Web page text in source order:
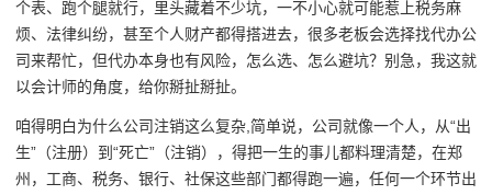
个表、跑个腿就行，里头藏着不少坑，一不小心就可能惹上税务麻
烦、法律纠纷，甚至个人财产都得搭进去，很多老板会选择找代办公
司来帮忙，但代办本身也有风险，怎么选、怎么避坑？别急，我这就
以会计师的角度，给你掰扯掰扯。
咱得明白为什么公司注销这么复杂,简单说，公司就像一个人，从“出
生”（注册）到“死亡”（注销），得把一生的事儿都料理清楚，在郑
州，工商、税务、银行、社保这些部门都得跑一遍，任何一个环节出